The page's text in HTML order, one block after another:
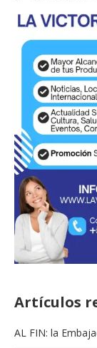
Artículos
AL FIN: la